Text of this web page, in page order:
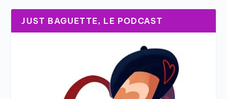
JUST BAGUETTE, LE PODCAST